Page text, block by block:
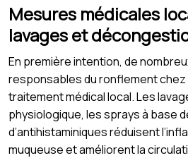
Mesures médicales
lavages et
En première intention, de
responsables du ronflement chez
traitement médical local. Les
physiologique, les sprays à base
d’antihistaminiques réduisent
muqueuse et améliorent la